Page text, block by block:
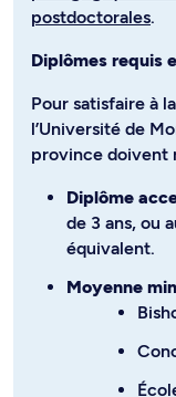
postdoctorales.
Diplômes requis
Pour satisfaire à
l’Université de
province doivent
Diplôme
de 3 ans, ou
équivalent.
Moyenne